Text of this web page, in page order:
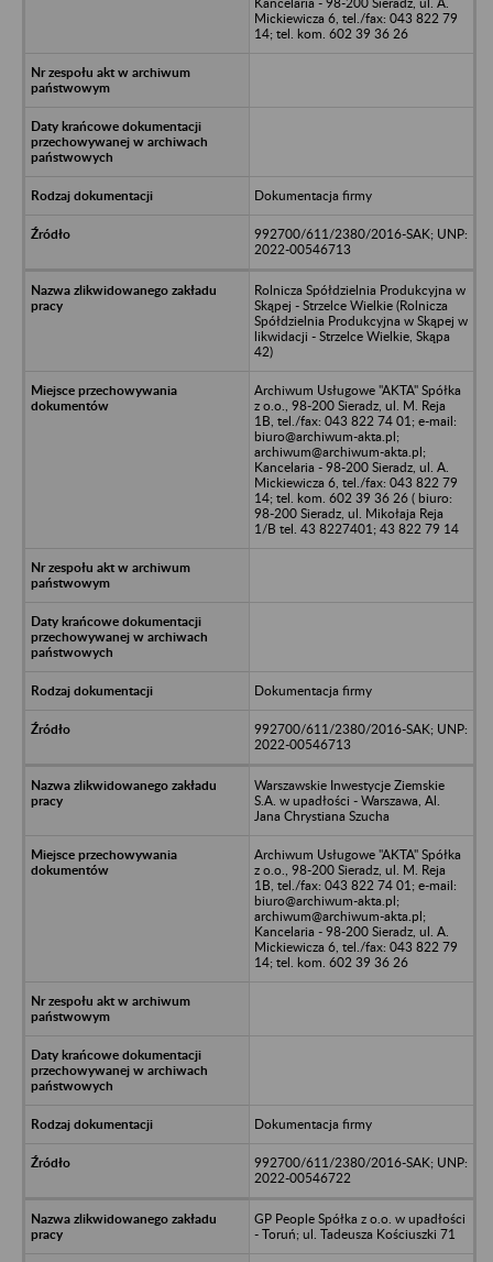
Mickiewicza 6, tel./fax: 043 822 79
14; tel. kom. 602 39 36 26
Dokumentacja firmy
992700/611/2380/2016-SAK; UNP:
2022-00546713
Rolnicza Spółdzielnia Produkcyjna w
Skąpej - Strzelce Wielkie (Rolnicza
Spółdzielnia Produkcyjna w Skąpej w
likwidacji - Strzelce Wielkie, Skąpa
42)
Archiwum Usługowe "AKTA" Spółka
z o.o., 98-200 Sieradz, ul. M. Reja
1B, tel./fax: 043 822 74 01; e-mail:
biuro@archiwum-akta.pl;
archiwum@archiwum-akta.pl;
Kancelaria - 98-200 Sieradz, ul. A.
Mickiewicza 6, tel./fax: 043 822 79
14; tel. kom. 602 39 36 26 ( biuro:
98-200 Sieradz, ul. Mikołaja Reja
1/B tel. 43 8227401; 43 822 79 14
Dokumentacja firmy
992700/611/2380/2016-SAK; UNP:
2022-00546713
Warszawskie Inwestycje Ziemskie
S.A. w upadłości - Warszawa, Al.
Jana Chrystiana Szucha
Archiwum Usługowe "AKTA" Spółka
z o.o., 98-200 Sieradz, ul. M. Reja
1B, tel./fax: 043 822 74 01; e-mail:
biuro@archiwum-akta.pl;
archiwum@archiwum-akta.pl;
Kancelaria - 98-200 Sieradz, ul. A.
Mickiewicza 6, tel./fax: 043 822 79
14; tel. kom. 602 39 36 26
Dokumentacja firmy
992700/611/2380/2016-SAK; UNP:
2022-00546722
GP People Spółka z o.o. w upadłości
- Toruń; ul. Tadeusza Kościuszki 71